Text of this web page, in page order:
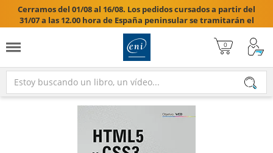
Cerramos del 01/08 al 16/08. Los pedidos cursados a partir del
31/07 a las 12.00 hora de España peninsular se tramitarán el
17/08/2026.
